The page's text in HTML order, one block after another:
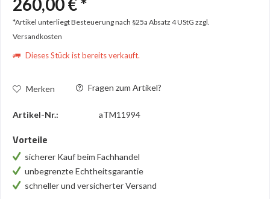
260,00 € *
*Artikel unterliegt Besteuerung nach §25a Absatz 4 UStG zzgl.
Versandkosten
Dieses Stück ist bereits verkauft.
Merken Fragen zum Artikel?
Artikel-Nr.: aTM11994
Vorteile
sicherer Kauf beim Fachhandel
unbegrenzte Echtheitsgarantie
schneller und versicherter Versand